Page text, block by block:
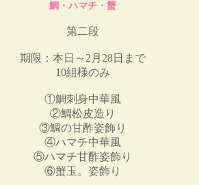
鯛・ハマチ・蟹
第二段
期限：本日～2月28日まで
10組様のみ
①鯛刺身中華風
②鯛松皮造り
③鯛の甘酢姿飾り
④ハマチ中華風
⑤ハマチ甘酢姿飾り
⑥蟹玉。姿飾り